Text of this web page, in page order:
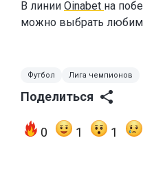
В линии Oinabet на
можно выбрать
Футбол Лига чемпионов
Поделиться
0 1 1